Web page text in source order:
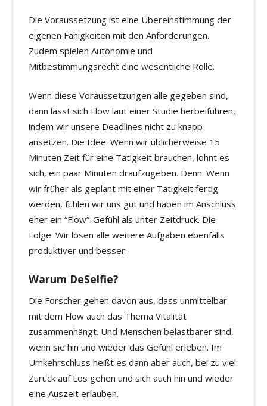
Die Voraussetzung ist eine Übereinstimmung der
eigenen Fähigkeiten mit den Anforderungen.
Zudem spielen Autonomie und
Mitbestimmungsrecht eine wesentliche Rolle.
Wenn diese Voraussetzungen alle gegeben sind,
dann lässt sich Flow laut einer Studie herbeiführen,
indem wir unsere Deadlines nicht zu knapp
ansetzen. Die Idee: Wenn wir üblicherweise 15
Minuten Zeit für eine Tätigkeit brauchen, lohnt es
sich, ein paar Minuten draufzugeben. Denn: Wenn
wir früher als geplant mit einer Tätigkeit fertig
werden, fühlen wir uns gut und haben im Anschluss
eher ein “Flow”-Gefühl als unter Zeitdruck. Die
Folge: Wir lösen alle weitere Aufgaben ebenfalls
produktiver und besser.
Warum DeSelfie?
Die Forscher gehen davon aus, dass unmittelbar
mit dem Flow auch das Thema Vitalität
zusammenhängt. Und Menschen belastbarer sind,
wenn sie hin und wieder das Gefühl erleben. Im
Umkehrschluss heißt es dann aber auch, bei zu viel:
Zurück auf Los gehen und sich auch hin und wieder
eine Auszeit erlauben.